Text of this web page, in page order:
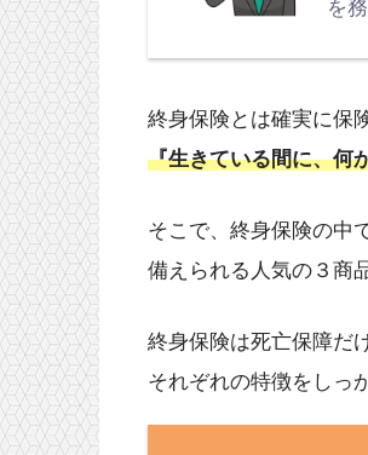
を
終身保険とは確実に保
『生きている間に、何
そこで、終身保険の中
備えられる人気の３商
終身保険は死亡保障だ
それぞれの特徴をしっ